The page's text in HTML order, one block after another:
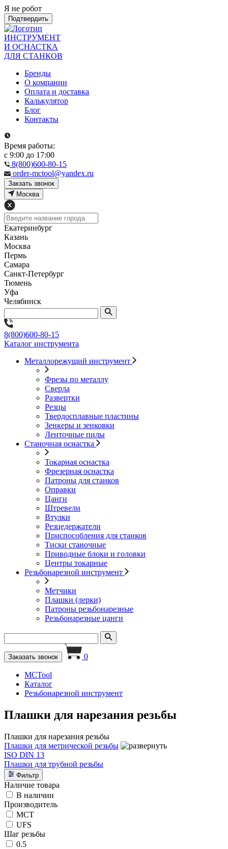
Я не робот
Подтвердить
ИНСТРУМЕНТ
И ОСНАСТКА
ДЛЯ СТАНКОВ
Бренды
О компании
Оплата и доставка
Калькулятор
Блог
Контакты
Время работы:
с 9:00 до 17:00
8(800)600-80-15
order-mctool@yandex.ru
Закзать звонок
Москва
Екатеринбург
Казань
Москва
Пермь
Самара
Санкт-Петербург
Тюмень
Уфа
Челябинск
8(800)600-80-15
Каталог инструмента
Металлорежущий инструмент
Фрезы по металлу
Сверла
Развертки
Резцы
Твердосплавные пластины
Зенкеры и зенковки
Ленточные пилы
Станочная оснастка
Токарная оснастка
Фрезерная оснастка
Патроны для станков
Оправки
Цанги
Штревели
Втулки
Резцедержатели
Приспособления для станков
Тиски станочные
Приводные блоки и головки
Центры токарные
Резьбонарезной инструмент
Метчики
Плашки (лерки)
Патроны резьбонарезные
Резьбонарезные цанги
Заказать звонок 0
MCTool
Каталог
Резьбонарезной инструмент
Плашки для нарезания резьбы
Плашки для нарезания резьбы
Плашки для метрической резьбы
ISO DIN 13
Плашки для трубной резьбы
Фильтр
Наличие товара
В наличии
Производитель
MCT
UFS
Шаг резьбы
0.5